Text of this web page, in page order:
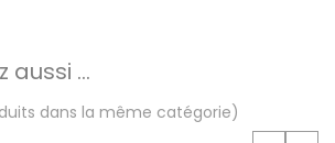
aussi ...
dans la même catégorie)